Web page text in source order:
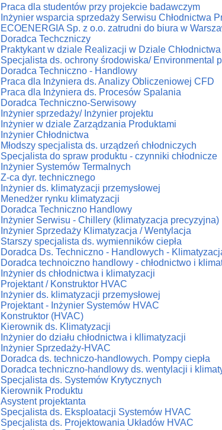
Praca dla studentów przy projekcie badawczym
Inżynier wsparcia sprzedaży Serwisu Chłodnictwa
ECOENERGIA Sp. z o.o. zatrudni do biura w
Doradca Techczniczy
Praktykant w dziale Realizacji w Dziale
Specjalista ds. ochrony środowiska/ Environmental
Doradca Techniczno - Handlowy
Praca dla Inżyniera ds. Analizy Obliczeniowej CFD
Praca dla Inżyniera ds. Procesów Spalania
Doradca Techniczno-Serwisowy
Inżynier sprzedaży/ Inżynier projektu
Inżynier w dziale Zarządzania Produktami
Inżynier Chłodnictwa
Młodszy specjalista ds. urządzeń chłodniczych
Specjalista do spraw produktu - czynniki chłodnicze
Inżynier Systemów Termalnych
Z-ca dyr. technicznego
Inżynier ds. klimatyzacji przemysłowej
Menedżer rynku klimatyzacji
Doradca Techniczno Handlowy
Inżynier Serwisu - Chillery (klimatyzacja precyzyjna)
Inżynier Sprzedaży Klimatyzacja / Wentylacja
Starszy specjalista ds. wymienników ciepła
Doradca Ds. Techniczno - Handlowych -
Doradca technoiczno handlowy - chłodnictwo i
Inżynier ds chłodnictwa i klimatyzacji
Projektant / Konstruktor HVAC
Inżynier ds. klimatyzacji przemysłowej
Projektant - Inżynier Systemów HVAC
Konstruktor (HVAC)
Kierownik ds. Klimatyzacji
Inżynier do działu chłodnictwa i kllimatyzacji
Inżynier Sprzedaży-HVAC
Doradca ds. techniczo-handlowych. Pompy ciepła
Doradca techniczno-handlowy ds. wentylacji i
Specjalista ds. Systemów Krytycznych
Kierownik Produktu
Asystent projektanta
Specjalista ds. Eksploatacji Systemów HVAC
Specjalista ds. Projektowania Układów HVAC